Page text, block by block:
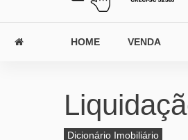
HOME VENDA
Dicionário Imobiliário